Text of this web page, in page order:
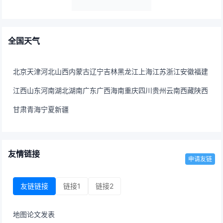
全国天气
北京天津河北山西内蒙古辽宁吉林黑龙江 上海江苏浙江安徽福建
江西山东河南湖北湖南广东广西海南重庆四川贵州云南西藏陕西
甘肃青海宁夏新疆
友情链接
申请友链
友链链接 链接1 链接2
地图论文发表